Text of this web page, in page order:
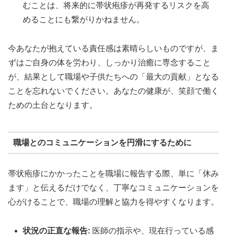
むことは、将来的に帯状疱疹が再発するリスクを高
めることにも繋がりかねません。
今あなたが抱えている責任感は素晴らしいものですが、ま
ずはご自身の体を労わり、しっかり治癒に専念すること
が、結果として職場や子供たちへの「最大の貢献」となる
ことを忘れないでください。あなたの健康が、笑顔で働く
ための土台となります。
職場とのコミュニケーションを円滑にするために
帯状疱疹にかかったことを職場に報告する際、単に「休み
ます」と伝えるだけでなく、丁寧なコミュニケーションを
心がけることで、職場の理解と協力を得やすくなります。
状況の正直な報告: 医師の指示や、現在行っている感